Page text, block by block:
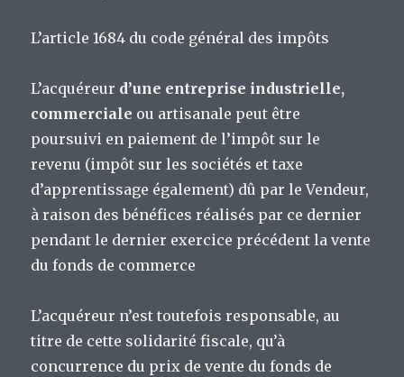
L’article 1684 du code général des impôts
L’acquéreur d’une entreprise industrielle,
commerciale ou artisanale peut être
poursuivi en paiement de l’impôt sur le
revenu (impôt sur les sociétés et taxe
d’apprentissage également) dû par le Vendeur,
à raison des bénéfices réalisés par ce dernier
pendant le dernier exercice précédent la vente
du fonds de commerce
L’acquéreur n’est toutefois responsable, au
titre de cette solidarité fiscale, qu’à
concurrence du prix de vente du fonds de